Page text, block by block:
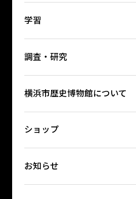
学習
調査・研究
横浜市歴史博物館について
ショップ
お知らせ